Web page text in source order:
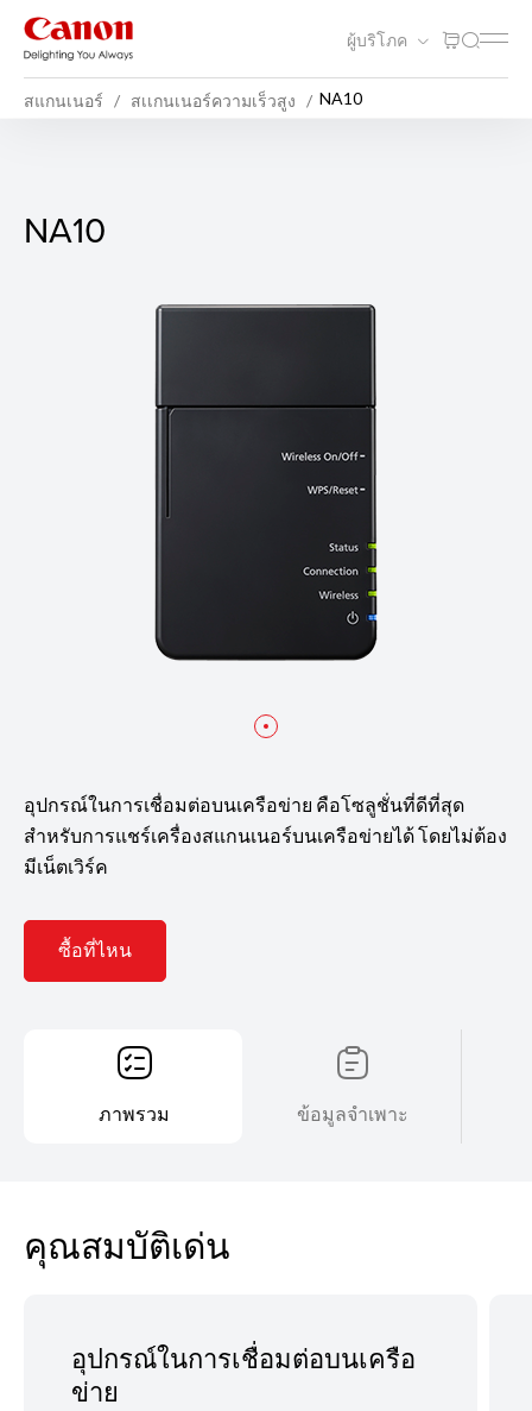
ผู้บริโภค
สแกนเนอร์ สเเกนเนอร์ความเร็วสูง NA10
NA10
NA10
อุปกรณ์ในการเชื่อมต่อบนเครือข่าย คือโซลูชั่นที่ดีที่สุด
สำหรับการแชร์เครื่องสแกนเนอร์บนเครือข่ายได้ โดยไม่ต้อง
มีเน็ตเวิร์ค
ซื้อที่ไหน
ภาพรวม ข้อมูลจำเพาะ
คุณสมบัติเด่น
อุปกรณ์ในการเชื่อมต่อบนเครือ
ข่าย